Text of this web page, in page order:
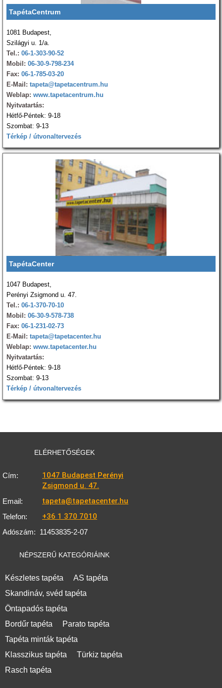
TapétaCentrum
1081 Budapest,
Szilágyi u. 1/a.
Tel.: 06-1-303-90-52
Mobil: 06-30-9-798-234
Fax: 06-1-785-03-20
E-Mail: tapeta@tapetacentrum.hu
Weblap: www.tapetacentrum.hu
Nyitvatartás:
Hétfő-Péntek: 9-18
Szombat: 9-13
Térkép / útvonaltervezés
TapétaCenter
1047 Budapest,
Perényi Zsigmond u. 47.
Tel.: 06-1-370-70-10
Mobil: 06-30-9-578-738
Fax: 06-1-231-02-73
E-Mail: tapeta@tapetacenter.hu
Weblap: www.tapetacenter.hu
Nyitvatartás:
Hétfő-Péntek: 9-18
Szombat: 9-13
Térkép / útvonaltervezés
ELÉRHETŐSÉGEK
Cím:
1047 Budapest Perényi
Zsigmond u. 47.
Email: tapeta@tapetacenter.hu
Telefon: +36 1 370 7010
Adószám: 11453835-2-07
NÉPSZERŰ KATEGÓRIÁINK
Készletes tapéta
AS tapéta
Skandináv, svéd tapéta
Öntapadós tapéta
Bordűr tapéta
Parato tapéta
Tapéta minták tapéta
Klasszikus tapéta
Türkiz tapéta
Rasch tapéta